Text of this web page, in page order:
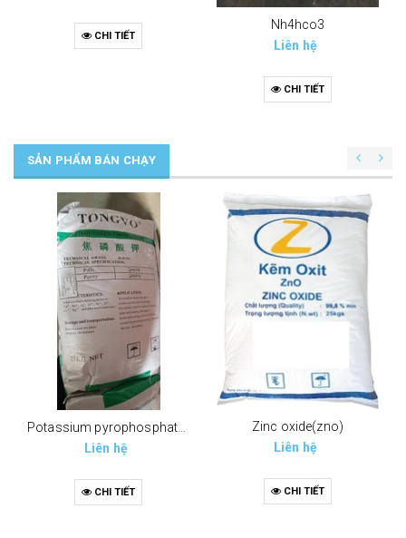
CHI TIẾT
Nh4hco3
Liên hệ
CHI TIẾT
SẢN PHẨM BÁN CHẠY
Potassium pyrophosphate (tppp) (k4p2o7)
Liên hệ
CHI TIẾT
Zinc oxide(zno)
Liên hệ
CHI TIẾT